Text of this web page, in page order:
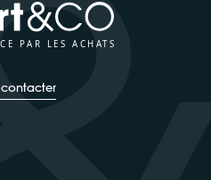
PAR LES ACHATS